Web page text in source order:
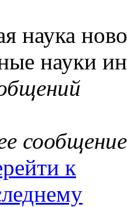
наука
науки
сообщение